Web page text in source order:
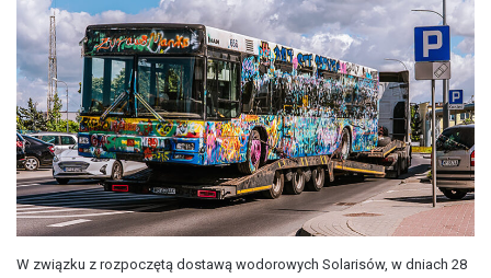
W związku z rozpoczętą dostawą wodorowych Solarisów, w dniach 28